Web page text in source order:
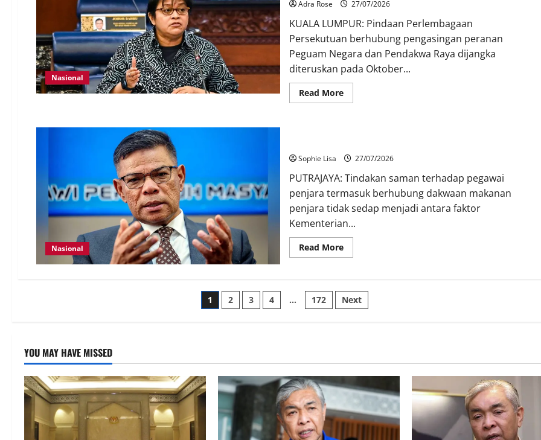
Nasional
Adra Rose 27/07/2026
KUALA LUMPUR: Pindaan Perlembagaan
Persekutuan berhubung pengasingan peranan
Peguam Negara dan Pendakwa Raya dijangka
diteruskan pada Oktober...
Read More
Nasional
Sophie Lisa 27/07/2026
PUTRAJAYA: Tindakan saman terhadap pegawai
penjara termasuk berhubung dakwaan makanan
penjara tidak sedap menjadi antara faktor
Kementerian...
Read More
1 2 3 4 … 172 Next
YOU MAY HAVE MISSED